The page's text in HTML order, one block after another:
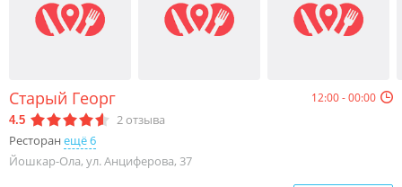
Старый Георг 12:00 - 00:00
4.5 2отзыва
Ресторан ещё 6
Йошкар-Ола, ул. Анциферова, 37